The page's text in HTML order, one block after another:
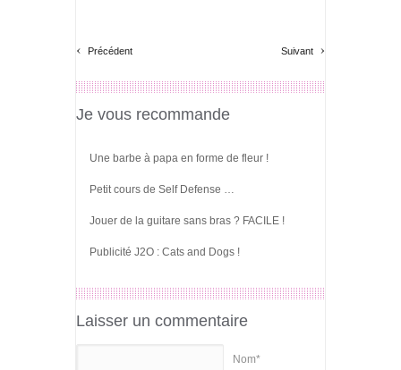
‹ Précédent Suivant ›
Je vous recommande
Une barbe à papa en forme de fleur !
Petit cours de Self Defense …
Jouer de la guitare sans bras ? FACILE !
Publicité J2O : Cats and Dogs !
Laisser un commentaire
Nom*